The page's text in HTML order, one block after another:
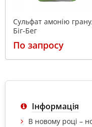
Сульфат амонію
Біг-Бег
По запросу
Інформація
В новому році –